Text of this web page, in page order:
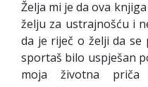
Želja mi je da ova
želju za ustrajnošću i
da je riječ o želji da se
sportaš bilo uspješan
moja životna